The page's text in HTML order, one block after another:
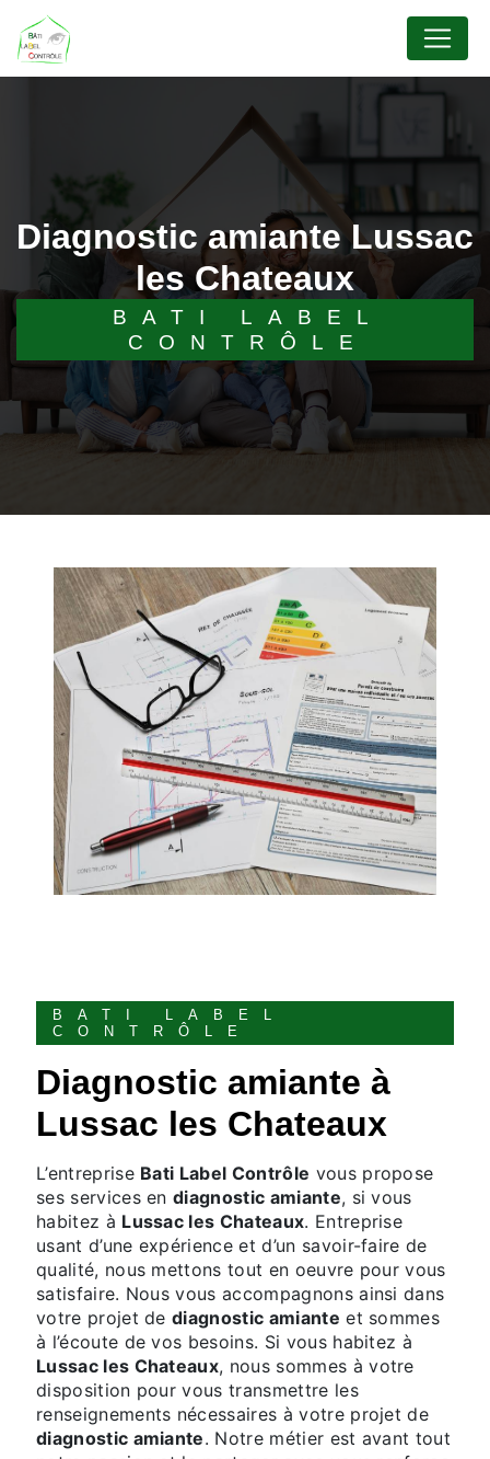
diagnostic amiante Lussac
les Chateaux
BATI LABEL
CONTRÔLE
BATI LABEL
CONTRÔLE
diagnostic amiante à
Lussac les Chateaux
L’entreprise Bati Label Contrôle vous propose
ses services endiagnostic amiante, si vous
habitez à Lussac les Chateaux. Entreprise
usant d’une expérience et d’un savoir-faire de
qualité, nous mettons tout en oeuvre pour vous
satisfaire. Nous vous accompagnons ainsi dans
votre projet dediagnostic amiante et sommes
à l’écoute de vos besoins. Si vous habitez à
Lussac les Chateaux, nous sommes à votre
disposition pour vous transmettre les
renseignements nécessaires à votre projet de
diagnostic amiante. Notre métier est avant tout
Panneau de gestion des cookies